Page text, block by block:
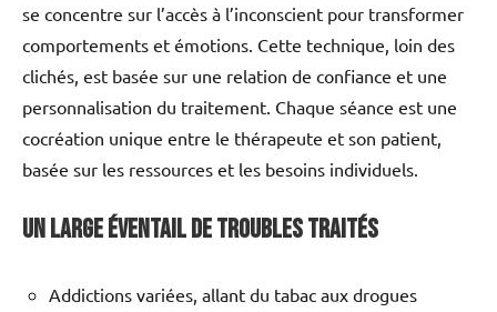
se concentre sur l’accès à l’inconscient pour transformer
comportements et émotions. Cette technique, loin des
clichés, est basée sur une relation de confiance et une
personnalisation du traitement. Chaque séance est une
cocréation unique entre le thérapeute et son patient,
basée sur les ressources et les besoins individuels.
Un large éventail de troubles traités
Addictions variées, allant du tabac aux drogues